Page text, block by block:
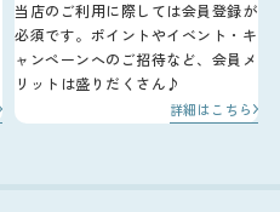
当店のご利用に際しては会員登録が
必須です。ポイントやイベント・キ
ャンペーンへのご招待など、会員メ
リットは盛りだくさん♪
詳細はこちら